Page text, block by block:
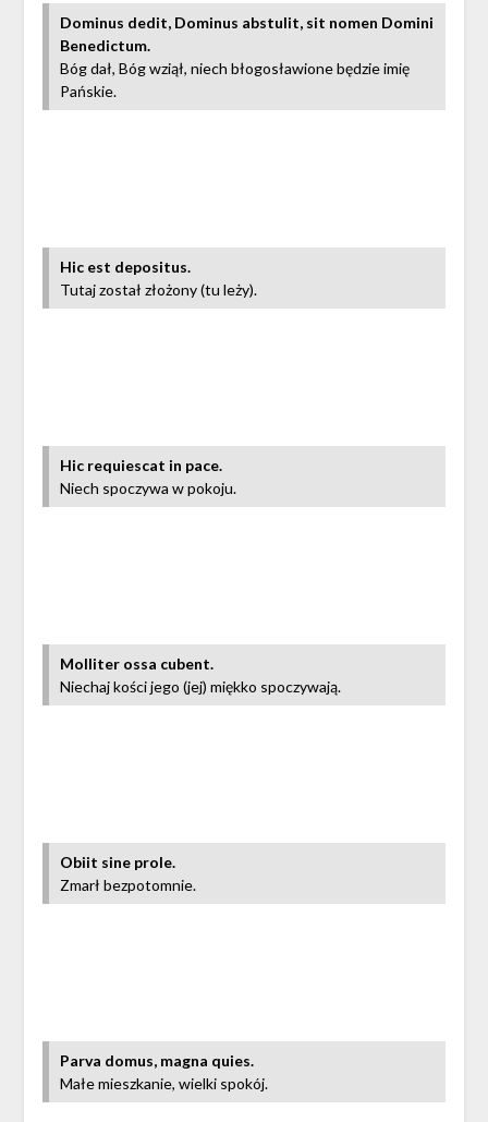
Dominus dedit, Dominus abstulit, sit nomen Domini
Benedictum.
Bóg dał, Bóg wziął, niech błogosławione będzie imię
Pańskie.
Hic est depositus.
Tutaj został złożony (tu leży).
Hic requiescat in pace.
Niech spoczywa w pokoju.
Molliter ossa cubent.
Niechaj kości jego (jej) miękko spoczywają.
Obiit sine prole.
Zmarł bezpotomnie.
Parva domus, magna quies.
Małe mieszkanie, wielki spokój.